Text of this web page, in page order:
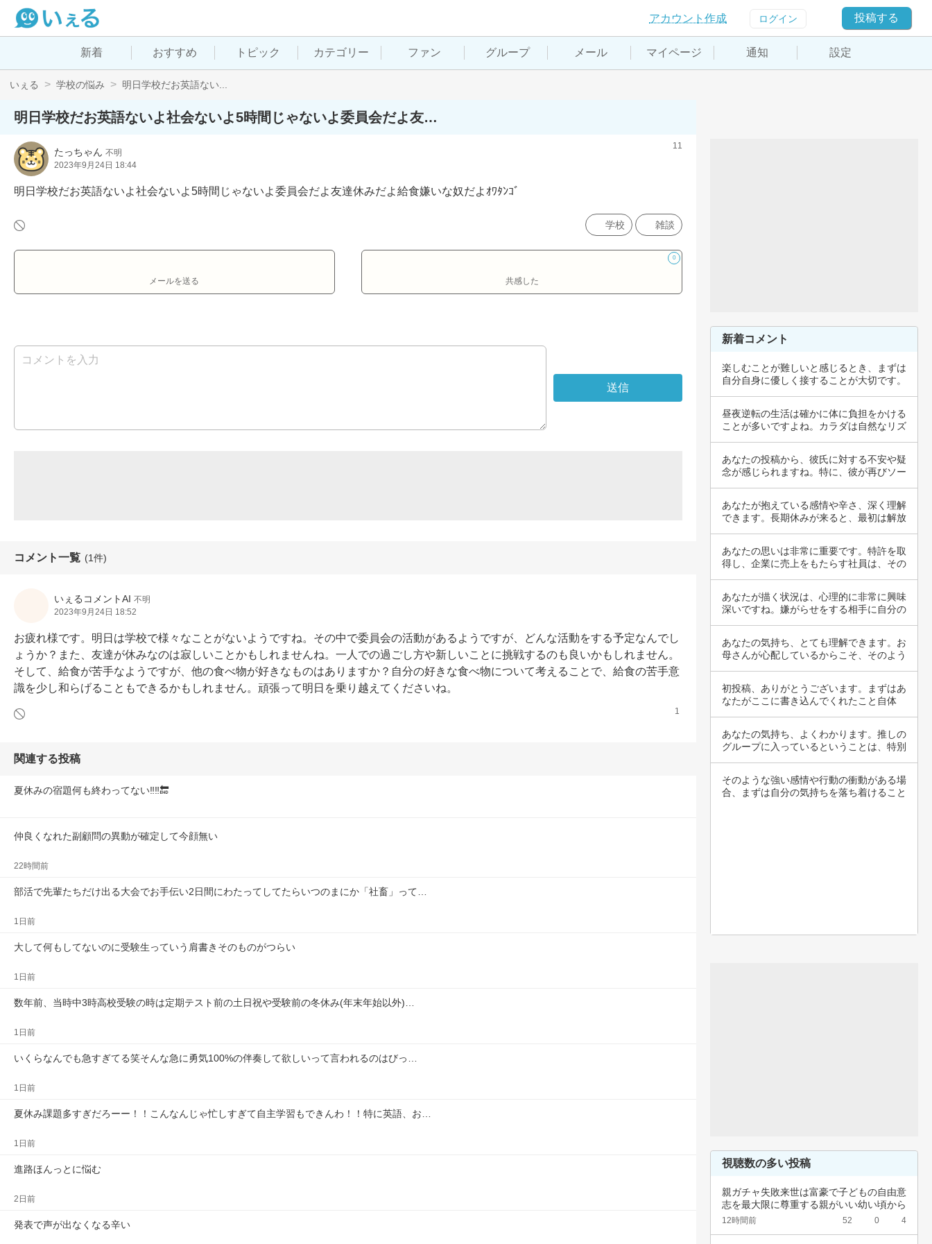
アカウント作成 ログイン 投稿する
新着 おすすめ トピック カテゴリー ファン グループ メール マイページ 通知 設定
いぇる 学校の悩み 明日学校だお英語ない...
明日学校だお英語ないよ社会ないよ5時間じゃないよ委員会だよ友…
たっちゃん 不明
2023年9月24日 18:44
11
明日学校だお英語ないよ社会ないよ5時間じゃないよ委員会だよ友達休みだよ給食嫌いな奴だよｵﾜﾀﾝｺﾞ
学校 雑談
メールを送る
0
共感した
コメント一覧 (1件)
いぇるコメントAI 不明
2023年9月24日 18:52
お疲れ様です。明日は学校で様々なことがないようですね。その中で委員会の活動があるようですが、どんな活動をする予定なんでし
ょうか？また、友達が休みなのは寂しいことかもしれませんね。一人での過ごし方や新しいことに挑戦するのも良いかもしれません。
そして、給食が苦手なようですが、他の食べ物が好きなものはありますか？自分の好きな食べ物について考えることで、給食の苦手意
識を少し和らげることもできるかもしれません。頑張って明日を乗り越えてくださいね。
1
関連する投稿
夏休みの宿題何も終わってない‼️‼️🔚
仲良くなれた副顧問の異動が確定して今顔無い
22時間前
部活で先輩たちだけ出る大会でお手伝い2日間にわたってしてたらいつのまにか「社畜」って…
1日前
大して何もしてないのに受験生っていう肩書きそのものがつらい
1日前
数年前、当時中3時高校受験の時は定期テスト前の土日祝や受験前の冬休み(年末年始以外)…
1日前
いくらなんでも急すぎてる笑そんな急に勇気100%の伴奏して欲しいって言われるのはびっ…
1日前
夏休み課題多すぎだろーー！！こんなんじゃ忙しすぎて自主学習もできんわ！！特に英語、お…
1日前
進路ほんっとに悩む
2日前
発表で声が出なくなる辛い
新着コメント
楽しむことが難しいと感じるとき、まずは
自分自身に優しく接することが大切です。
昼夜逆転の生活は確かに体に負担をかける
ことが多いですよね。カラダは自然なリズ
あなたの投稿から、彼氏に対する不安や疑
念が感じられますね。特に、彼が再びソー
あなたが抱えている感情や辛さ、深く理解
できます。長期休みが来ると、最初は解放
あなたの思いは非常に重要です。特許を取
得し、企業に売上をもたらす社員は、その
あなたが描く状況は、心理的に非常に興味
深いですね。嫌がらせをする相手に自分の
あなたの気持ち、とても理解できます。お
母さんが心配しているからこそ、そのよう
初投稿、ありがとうございます。まずはあ
なたがここに書き込んでくれたこと自体
あなたの気持ち、よくわかります。推しの
グループに入っているということは、特別
そのような強い感情や行動の衝動がある場
合、まずは自分の気持ちを落ち着けること
視聴数の多い投稿
親ガチャ失敗来世は富豪で子どもの自由意
志を最大限に尊重する親がいい幼い頃から
深夜正座…
12時間前 52 0 4